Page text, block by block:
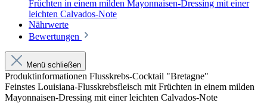
Früchten in einem milden Mayonnaisen-Dressing mit einer
leichten Calvados-Note
Nährwerte
Bewertungen
Menü schließen
Produktinformationen Flusskrebs-Cocktail "Bretagne"
Feinstes Louisiana-Flusskrebsfleisch mit Früchten in einem milden
Mayonnaisen-Dressing mit einer leichten Calvados-Note